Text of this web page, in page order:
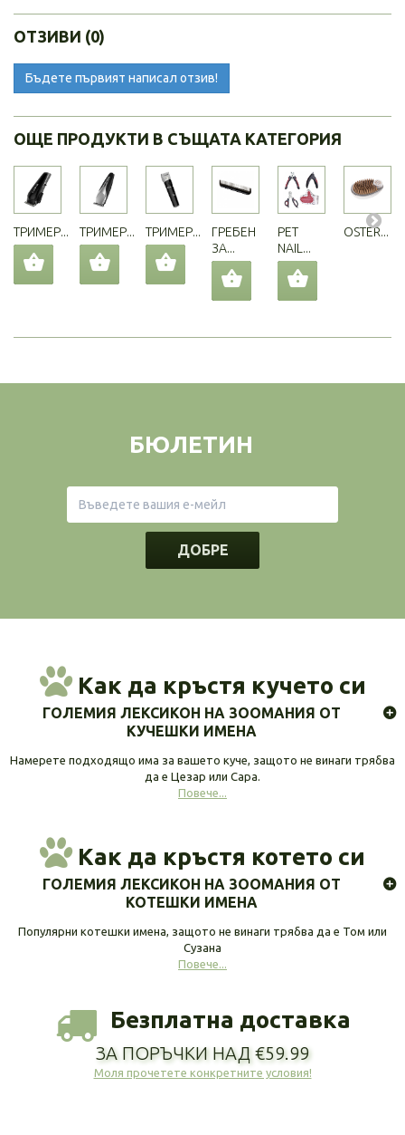
ОТЗИВИ (0)
Бъдете първият написал отзив!
ОЩЕ ПРОДУКТИ В СЪЩАТА КАТЕГОРИЯ
ТРИМЕР... ТРИМЕР... ТРИМЕР...
ГРЕБЕН
ЗА...
PET
NAIL...
OSTER...
БЮЛЕТИН
ДОБРЕ
Как да кръстя кучето си
ГОЛЕМИЯ ЛЕКСИКОН НА ЗООМАНИЯ ОТ
КУЧЕШКИ ИМЕНА
Намерете подходящо има за вашето куче, защото не винаги трябва
да е Цезар или Сара.
Повече...
Как да кръстя котето си
ГОЛЕМИЯ ЛЕКСИКОН НА ЗООМАНИЯ ОТ
КОТЕШКИ ИМЕНА
Популярни котешки имена, защото не винаги трябва да е Том или
Сузана
Повече...
Безплатна доставка
ЗА ПОРЪЧКИ НАД €59.99
Моля прочетете конкретните условия!